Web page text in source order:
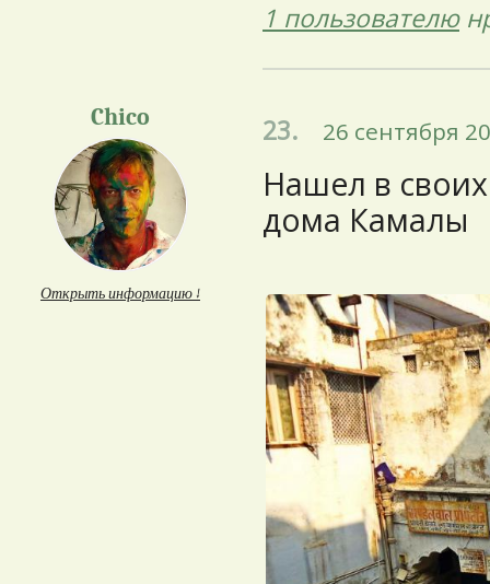
1 пользователю
Chico
Открыть информацию ↓
23. 26 сентября
Нашел в
дома Камалы